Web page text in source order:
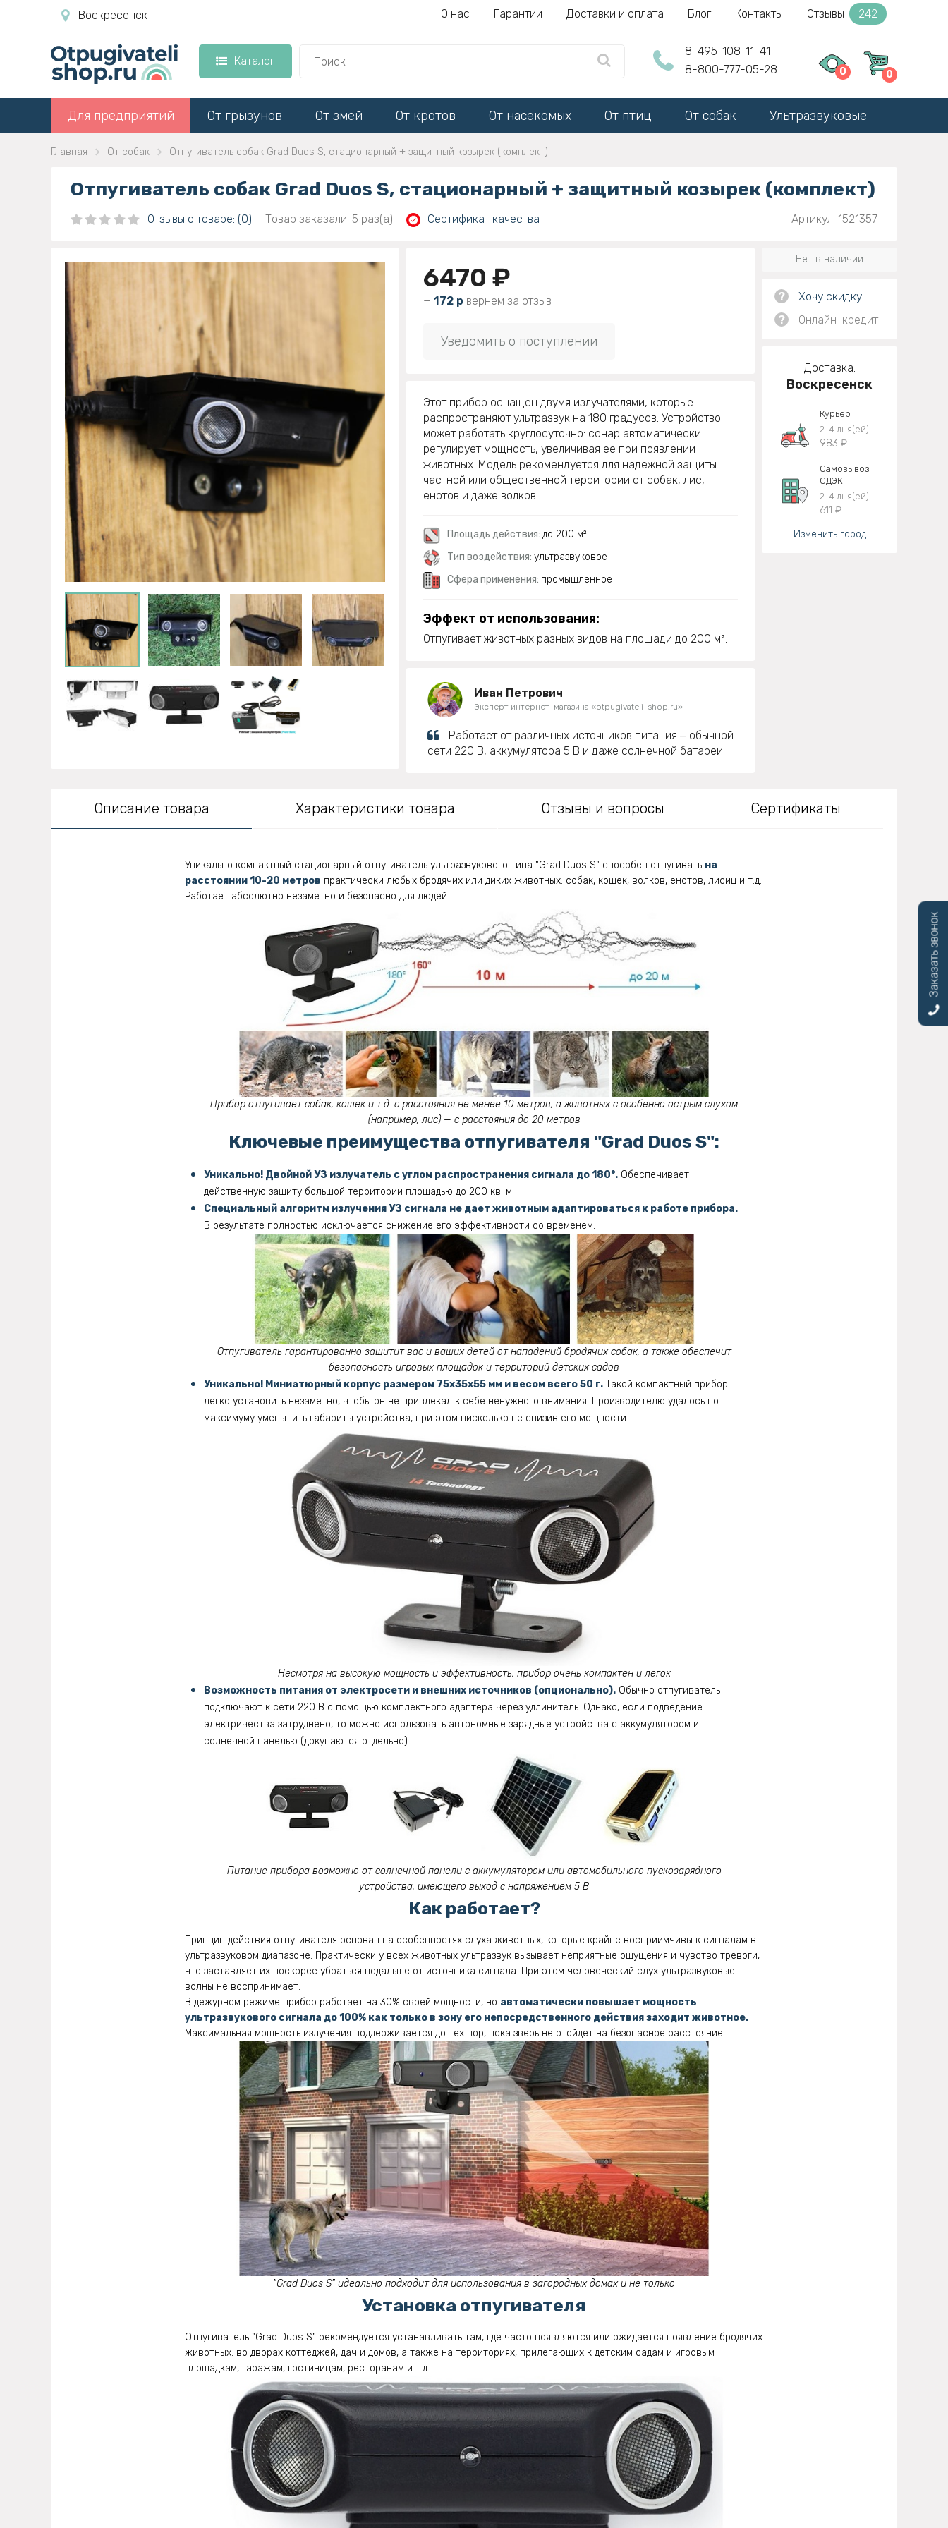
Воскресенск О нас Гарантии Доставки и оплата Блог Контакты Отзывы 242
Каталог
8-495-108-11-41
8-800-777-05-28
0 0
Для предприятий От грызунов От змей От кротов От насекомых От птиц От собак Ультразвуковые
Главная От собак Отпугиватель собак Grad Duos S, стационарный + защитный козырек (комплект)
Отпугиватель собак Grad Duos S, стационарный + защитный козырек (комплект)
Отзывы о товаре: (0) Товар заказали: 5 раз(а) Сертификат качества Артикул: 1521357
6470 ₽
+ 172 р вернем за отзыв
Уведомить о поступлении
Этот прибор оснащен двумя излучателями, которые
распространяют ультразвук на 180 градусов. Устройство
может работать круглосуточно: сонар автоматически
регулирует мощность, увеличивая ее при появлении
животных. Модель рекомендуется для надежной защиты
частной или общественной территории от собак, лис,
енотов и даже волков.
Площадь действия: до 200 м²
Тип воздействия: ультразвуковое
Сфера применения: промышленное
Эффект от использования:
Отпугивает животных разных видов на площади до 200 м².
Иван Петрович
Эксперт интернет-магазина «otpugivateli-shop.ru»
Работает от различных источников питания ‒ обычной
сети 220 В, аккумулятора 5 В и даже солнечной батареи.
Нет в наличии
?
Хочу скидку!
?
Онлайн-кредит
Доставка:
Воскресенск
Курьер
2-4 дня(ей)
983 ₽
Самовывоз
СДЭК
2-4 дня(ей)
611 ₽
Изменить город
Описание товара Характеристики товара Отзывы и вопросы Сертификаты
Уникально компактный стационарный отпугиватель ультразвукового типа "Grad Duos S" способен отпугивать на
расстоянии 10-20 метров практически любых бродячих или диких животных: собак, кошек, волков, енотов, лисиц и т.д.
Работает абсолютно незаметно и безопасно для людей.
Прибор отпугивает собак, кошек и т.д. с расстояния не менее 10 метров, а животных с особенно острым слухом
(например, лис) — с расстояния до 20 метров
Ключевые преимущества отпугивателя "Grad Duos S":
Уникально! Двойной УЗ излучатель с углом распространения сигнала до 180°.Обеспечивает
действенную защиту большой территории площадью до 200 кв. м.
Специальный алгоритм излучения УЗ сигнала не дает животным адаптироваться к работе прибора.
В результате полностью исключается снижение его эффективности со временем.
Отпугиватель гарантированно защитит вас и ваших детей от нападений бродячих собак, а также обеспечит
безопасность игровых площадок и территорий детских садов
Уникально! Миниатюрный корпус размером 75х35х55 мм и весом всего 50 г.Такой компактный прибор
легко установить незаметно, чтобы он не привлекал к себе ненужного внимания. Производителю удалось по
максимуму уменьшить габариты устройства, при этом нисколько не снизив его мощности.
Несмотря на высокую мощность и эффективность, прибор очень компактен и легок
Возможность питания от электросети и внешних источников (опционально).Обычно отпугиватель
подключают к сети 220 В с помощью комплектного адаптера через удлинитель. Однако, если подведение
электричества затруднено, то можно использовать автономные зарядные устройства с аккумулятором и
солнечной панелью (докупаются отдельно).
Питание прибора возможно от солнечной панели с аккумулятором или автомобильного пускозарядного
устройства, имеющего выход с напряжением 5 В
Как работает?
Принцип действия отпугивателя основан на особенностях слуха животных, которые крайне восприимчивы к сигналам в
ультразвуковом диапазоне. Практически у всех животных ультразвук вызывает неприятные ощущения и чувство тревоги,
что заставляет их поскорее убраться подальше от источника сигнала. При этом человеческий слух ультразвуковые
волны не воспринимает.
В дежурном режиме прибор работает на 30% своей мощности, но автоматически повышает мощность
ультразвукового сигнала до 100% как только в зону его непосредственного действия заходит животное.
Максимальная мощность излучения поддерживается до тех пор, пока зверь не отойдет на безопасное расстояние.
"Grad Duos S" идеально подходит для использования в загородных домах и не только
Установка отпугивателя
Отпугиватель "Grad Duos S" рекомендуется устанавливать там, где часто появляются или ожидается появление бродячих
животных: во дворах коттеджей, дач и домов, а также на территориях, прилегающих к детским садам и игровым
площадкам, гаражам, гостиницам, ресторанам и т.д.
Заказать звонок